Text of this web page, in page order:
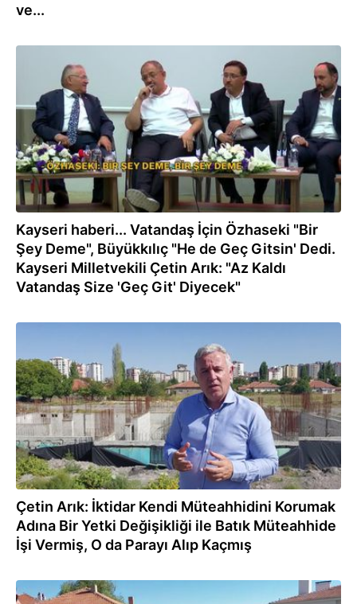
ve...
07.10.2022
Kayseri haberi... Vatandaş İçin Özhaseki "Bir
Şey Deme", Büyükkılıç "He de Geç Gitsin' Dedi.
Kayseri Milletvekili Çetin Arık: "Az Kaldı
Vatandaş Size 'Geç Git' Diyecek"
Çetin Arık: İktidar Kendi Müteahhidini Korumak
Adına Bir Yetki Değişikliği ile Batık Müteahhide
İşi Vermiş, O da Parayı Alıp Kaçmış
15.09.2022